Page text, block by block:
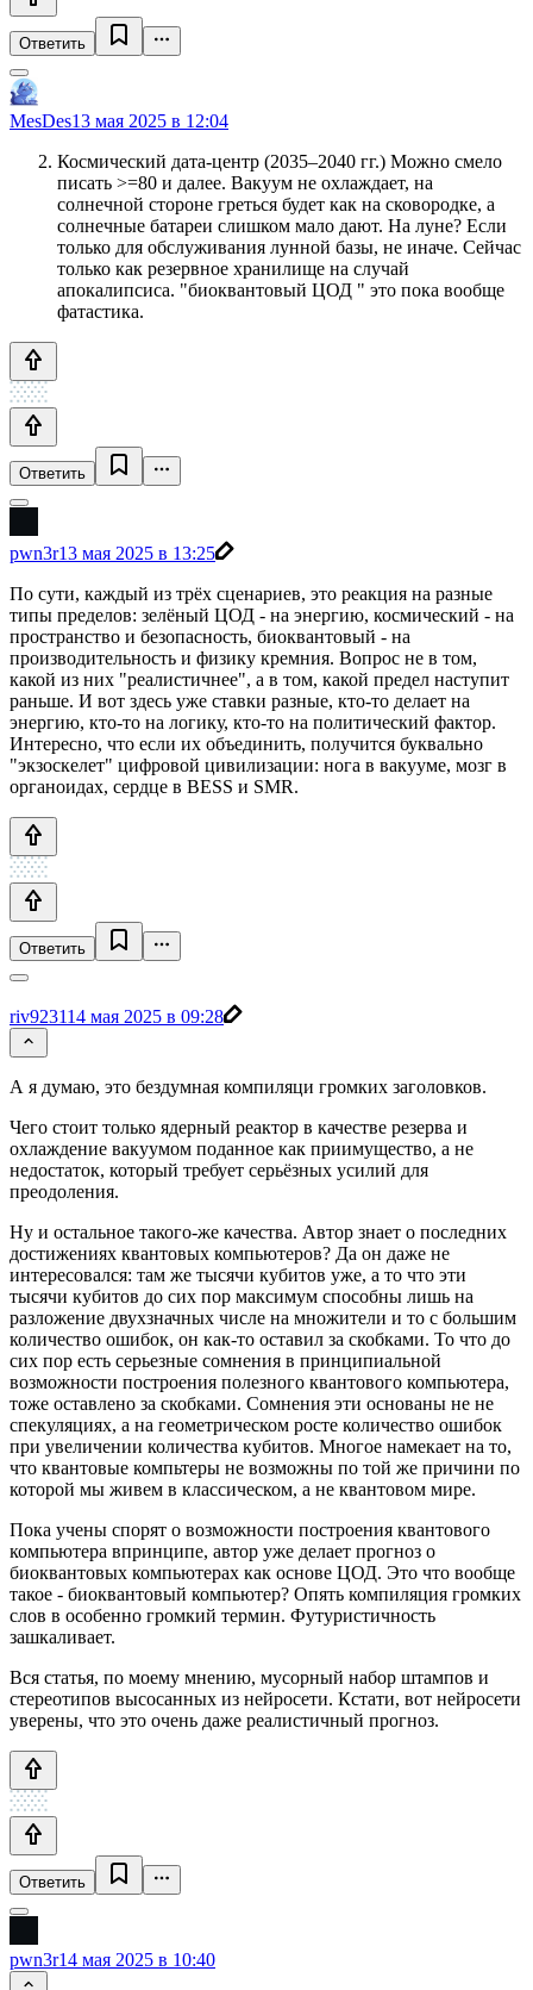
Ответить
MesDes13 мая 2025 в 12:04
Космический дата-центр (2035–2040 гг.) Можно смело
писать >=80 и далее. Вакуум не охлаждает, на
солнечной стороне греться будет как на сковородке, а
солнечные батареи слишком мало дают. На луне? Если
только для обслуживания лунной базы, не иначе. Сейчас
только как резервное хранилище на случай
апокалипсиса. "биоквантовый ЦОД " это пока вообще
фатастика.
Ответить
pwn3r13 мая 2025 в 13:25
По сути, каждый из трёх сценариев, это реакция на разные
типы пределов: зелёный ЦОД - на энергию, космический - на
пространство и безопасность, биоквантовый - на
производительность и физику кремния. Вопрос не в том,
какой из них "реалистичнее", а в том, какой предел наступит
раньше. И вот здесь уже ставки разные, кто-то делает на
энергию, кто-то на логику, кто-то на политический фактор.
Интересно, что если их объединить, получится буквально
"экзоскелет" цифровой цивилизации: нога в вакууме, мозг в
органоидах, сердце в BESS и SMR.
Ответить
riv923114 мая 2025 в 09:28
А я думаю, это бездумная компиляци громких заголовков.
Чего стоит только ядерный реактор в качестве резерва и
охлаждение вакуумом поданное как приимущество, а не
недостаток, который требует серьёзных усилий для
преодоления.
Ну и остальное такого-же качества. Автор знает о последних
достижениях квантовых компьютеров? Да он даже не
интересовался: там же тысячи кубитов уже, а то что эти
тысячи кубитов до сих пор максимум способны лишь на
разложение двухзначных числе на множители и то с большим
количество ошибок, он как-то оставил за скобками. То что до
сих пор есть серьезные сомнения в принципиальной
возможности построения полезного квантового компьютера,
тоже оставлено за скобками. Сомнения эти основаны не не
спекуляциях, а на геометрическом росте количество ошибок
при увеличении количества кубитов. Многое намекает на то,
что квантовые компьтеры не возможны по той же причини по
которой мы живем в классическом, а не квантовом мире.
Пока учены спорят о возможности построения квантового
компьютера впринципе, автор уже делает прогноз о
биоквантовых компьютерах как основе ЦОД. Это что вообще
такое - биоквантовый компьютер? Опять компиляция громких
слов в особенно громкий термин. Футуристичность
зашкаливает.
Вся статья, по моему мнению, мусорный набор штампов и
стереотипов высосанных из нейросети. Кстати, вот нейросети
уверены, что это очень даже реалистичный прогноз.
Ответить
pwn3r14 мая 2025 в 10:40